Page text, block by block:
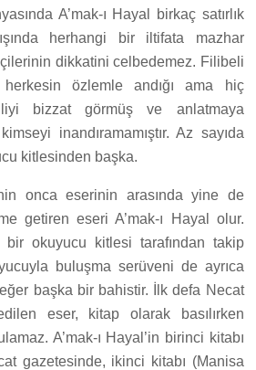
A’mak-ı Hayal birkaç satırlık
herhangi bir iltifata mazhar
dikkatini celbedemez. Filibeli
özlemle andığı ama hiç
bizzat görmüş ve anlatmaya
inandıramamıştır. Az sayıda
kitlesinden başka.
onca eserinin arasında yine de
getiren eseri A’mak-ı Hayal olur.
bir okuyucu kitlesi tarafından takip
buluşma serüveni de ayrıca
başka bir bahistir. İlk defa Necat
eser, kitap olarak basılırken
A’mak-ı Hayal’in birinci kitabı
gazetesinde, ikinci kitabı (Manisa